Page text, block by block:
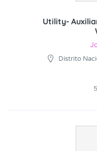
Utility-
Distrito